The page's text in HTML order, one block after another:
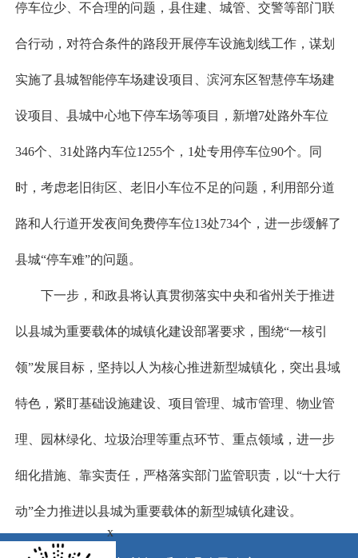
停车位少、不合理的问题，县住建、城管、交警等部门联
合行动，对符合条件的路段开展停车设施划线工作，谋划
实施了县城智能停车场建设项目、滨河东区智慧停车场建
设项目、县城中心地下停车场等项目，新增7处路外车位
346个、31处路内车位1255个，1处专用停车位90个。同
时，考虑老旧街区、老旧小车位不足的问题，利用部分道
路和人行道开发夜间免费停车位13处734个，进一步缓解了
县城“停车难”的问题。
下一步，和政县将认真贯彻落实中央和省州关于推进
以县城为重要载体的城镇化建设部署要求，围绕“一核引
领”发展目标，坚持以人为核心推进新型城镇化，突出县域
特色，紧盯基础设施建设、项目管理、城市管理、物业管
理、园林绿化、垃圾治理等重点环节、重点领域，进一步
细化措施、靠实责任，严格落实部门监管职责，以“十大行
动”全力推进以县城为重要载体的新型城镇化建设。
x